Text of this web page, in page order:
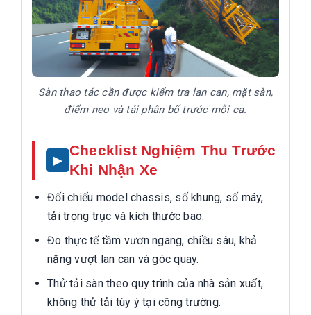
Sàn thao tác cần được kiểm tra lan can, mặt sàn,
điểm neo và tải phân bố trước mỗi ca.
Checklist Nghiệm Thu Trước
Khi Nhận Xe
Đối chiếu model chassis, số khung, số máy,
tải trọng trục và kích thước bao.
Đo thực tế tầm vươn ngang, chiều sâu, khả
năng vượt lan can và góc quay.
Thử tải sàn theo quy trình của nhà sản xuất,
không thử tải tùy ý tại công trường.